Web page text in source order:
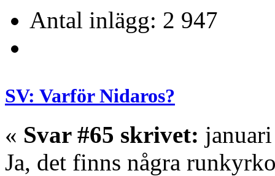
Antal inlägg: 2 947
SV: Varför Nidaros?
« Svar #65 skrivet:
Ja, det finns några